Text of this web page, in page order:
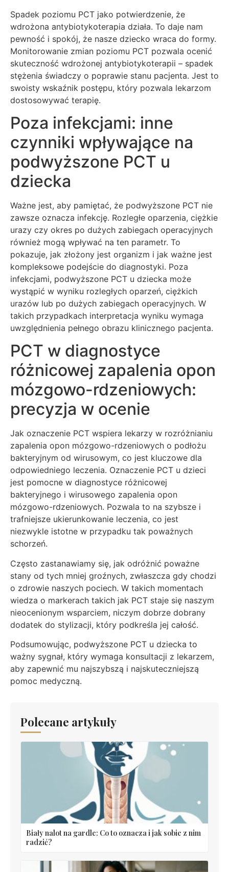
Spadek poziomu PCT jako potwierdzenie, że
wdrożona antybiotykoterapia działa. To daje nam
pewność i spokój, że nasze dziecko wraca do formy.
Monitorowanie zmian poziomu PCT pozwala ocenić
skuteczność wdrożonej antybiotykoterapii – spadek
stężenia świadczy o poprawie stanu pacjenta. Jest to
swoisty wskaźnik postępu, który pozwala lekarzom
dostosowywać terapię.
Poza infekcjami: inne
czynniki wpływające na
podwyższone PCT u
dziecka
Ważne jest, aby pamiętać, że podwyższone PCT nie
zawsze oznacza infekcję. Rozległe oparzenia, ciężkie
urazy czy okres po dużych zabiegach operacyjnych
również mogą wpływać na ten parametr. To
pokazuje, jak złożony jest organizm i jak ważne jest
kompleksowe podejście do diagnostyki. Poza
infekcjami, podwyższone PCT u dziecka może
wystąpić w wyniku rozległych oparzeń, ciężkich
urazów lub po dużych zabiegach operacyjnych. W
takich przypadkach interpretacja wyniku wymaga
uwzględnienia pełnego obrazu klinicznego pacjenta.
PCT w diagnostyce
różnicowej zapalenia opon
mózgowo-rdzeniowych:
precyzja w ocenie
Jak oznaczenie PCT wspiera lekarzy w rozróżnianiu
zapalenia opon mózgowo-rdzeniowych o podłożu
bakteryjnym od wirusowym, co jest kluczowe dla
odpowiedniego leczenia. Oznaczenie PCT u dzieci
jest pomocne w diagnostyce różnicowej
bakteryjnego i wirusowego zapalenia opon
mózgowo-rdzeniowych. Pozwala to na szybsze i
trafniejsze ukierunkowanie leczenia, co jest
niezwykle istotne w przypadku tak poważnych
schorzeń.
Często zastanawiamy się, jak odróżnić poważne
stany od tych mniej groźnych, zwłaszcza gdy chodzi
o zdrowie naszych pociech. W takich momentach
wiedza o markerach takich jak PCT staje się naszym
nieocenionym wsparciem, niczym dobrze dobrany
dodatek do stylizacji, który podkreśla jej całość.
Podsumowując, podwyższone PCT u dziecka to
ważny sygnał, który wymaga konsultacji z lekarzem,
aby zapewnić mu najszybszą i najskuteczniejszą
pomoc medyczną.
Polecane artykuły
Biały nalot na gardle: Co to oznacza i jak sobie z nim
radzić?